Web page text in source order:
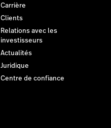
Carrière
Clients
Relations avec les
investisseurs
Actualités
Juridique
Centre de confiance